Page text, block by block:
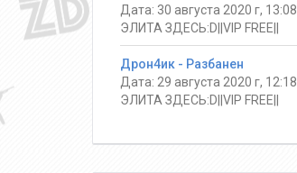
Дата: 30 августа 2020 г, 13:08
ЭЛИТА ЗДЕСЬ:D||VIP FREE||
Дрон4ик - Разбанен
Дата: 29 августа 2020 г, 12:18
ЭЛИТА ЗДЕСЬ:D||VIP FREE||